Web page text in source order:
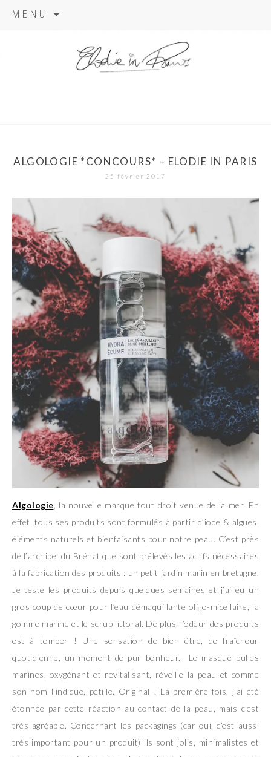
MENU
ALGOLOGIE *CONCOURS* – ELODIE IN PARIS
25 février 2017
Algologie , la nouvelle marque tout droit venue de la mer. En
effet, tous ses produits sont formulés à partir d’iode & algues,
éléments naturels et bienfaisants pour notre peau. C’est près
de l’archipel du Bréhat que sont prélevés les actifs nécessaires
à la fabrication des produits : un petit jardin marin en bretagne.
Je teste les produits depuis quelques semaines et j’ai eu un
gros coup de cœur pour l’eau démaquillante oligo-micellaire, la
gomme marine et le scrub littoral. De plus, l’odeur des produits
est à tomber ! Une sensation de bien être, de fraîcheur
quotidienne, un moment de pur bonheur. Le masque bulles
marines, oxygénant et revitalisant, réveille la peau et comme
son nom l’indique, pétille. Original ! La première fois, j’ai été
étonnée par cette réaction au contact de la peau, mais c’est
très agréable. Concernant les packagings (car oui, c’est aussi
très important pour un produit) ils sont jolis, minimalistes et